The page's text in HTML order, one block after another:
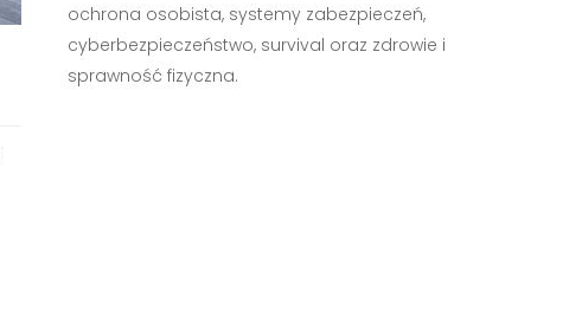
ochrona osobista, systemy zabezpieczeń,
cyberbezpieczeństwo, survival oraz zdrowie i
sprawność fizyczna.